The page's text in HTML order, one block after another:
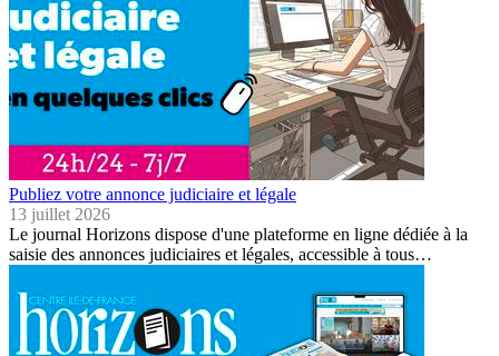
Publiez votre annonce judiciaire et légale
13 juillet 2026
Le journal Horizons dispose d'une plateforme en ligne dédiée à la
saisie des annonces judiciaires et légales, accessible à tous…